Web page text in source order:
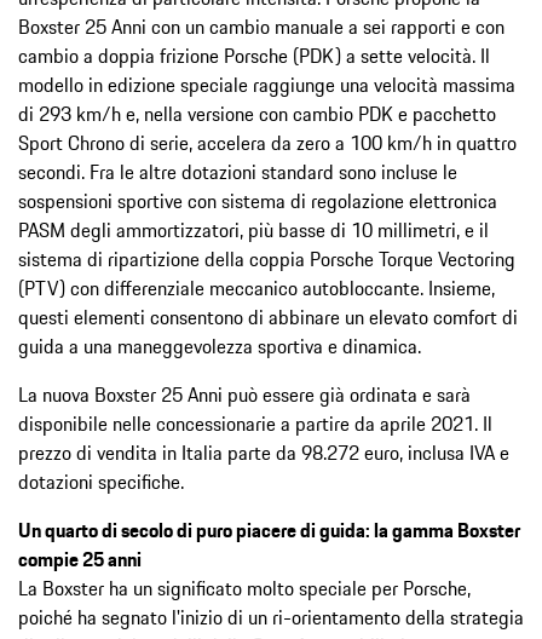
Boxster 25 Anni con un cambio manuale a sei rapporti e con
cambio a doppia frizione Porsche (PDK) a sette velocità. Il
modello in edizione speciale raggiunge una velocità massima
di 293 km/h e, nella versione con cambio PDK e pacchetto
Sport Chrono di serie, accelera da zero a 100 km/h in quattro
secondi. Fra le altre dotazioni standard sono incluse le
sospensioni sportive con sistema di regolazione elettronica
PASM degli ammortizzatori, più basse di 10 millimetri, e il
sistema di ripartizione della coppia Porsche Torque Vectoring
(PTV) con differenziale meccanico autobloccante. Insieme,
questi elementi consentono di abbinare un elevato comfort di
guida a una maneggevolezza sportiva e dinamica.
La nuova Boxster 25 Anni può essere già ordinata e sarà
disponibile nelle concessionarie a partire da aprile 2021. Il
prezzo di vendita in Italia parte da 98.272 euro, inclusa IVA e
dotazioni specifiche.
Un quarto di secolo di puro piacere di guida: la gamma Boxster
compie 25 anni
La Boxster ha un significato molto speciale per Porsche,
poiché ha segnato l'inizio di un ri-orientamento della strategia